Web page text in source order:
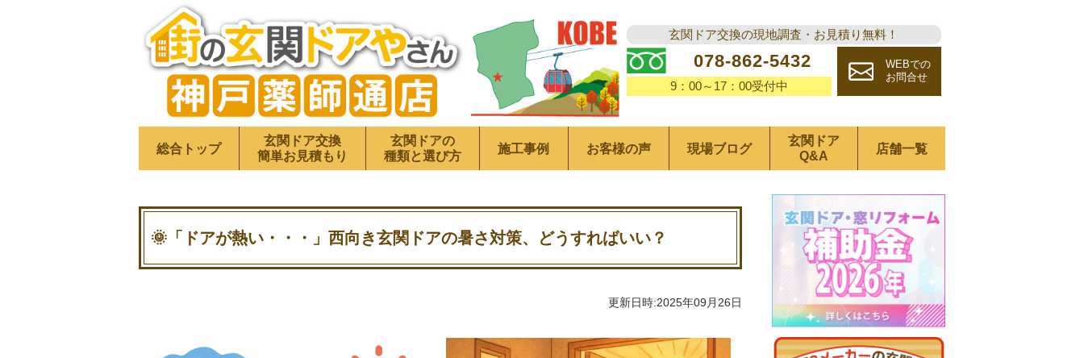
玄関ドア交換の現地調査・お見積り無料！
078-862-5432
9：00～17：00受付中
WEBでの
お問合せ
総合トップ
玄関ドア交換
簡単お見積もり
玄関ドアの
種類と選び方
施工事例 お客様の声 現場ブログ
玄関ドア
Q&A
店舗一覧
🌞「ドアが熱い・・・」西向き玄関ドアの暑さ対策、どうすればいい？
更新日時:2025年09月26日